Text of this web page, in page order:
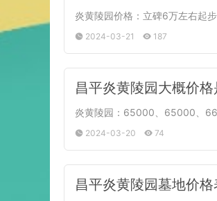
炎黄陵园价格：立碑6万左右起步
2024-03-21 187
昌平炎黄陵园大概价
炎黄陵园：65000、65000、
2024-03-20 74
昌平炎黄陵园墓地价格